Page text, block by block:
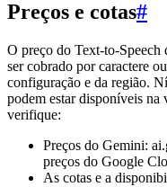
Preços e cotas#
O preço do Text-to-Speech
ser cobrado por caractere
configuração e da região.
podem estar disponíveis na
verifique:
Preços do Gemini:
preços do Google
As cotas e a